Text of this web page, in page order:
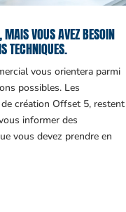
VOUS AVEZ BESOIN
TECHNIQUES.
vous orientera parmi
possibles. Les
création Offset 5, restent
informer des
vous devez prendre en